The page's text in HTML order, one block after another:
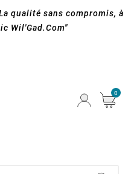
qualité sans compromis, à
Wil'Gad.Com"
0